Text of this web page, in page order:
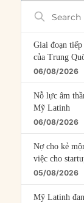
Search
Episodes
Giai đoạn tiếp
của Trung
06/08/2026
Nỗ lực âm
Mỹ Latinh
06/08/2026
Nợ cho kẻ
việc cho
05/08/2026
Mỹ Latinh